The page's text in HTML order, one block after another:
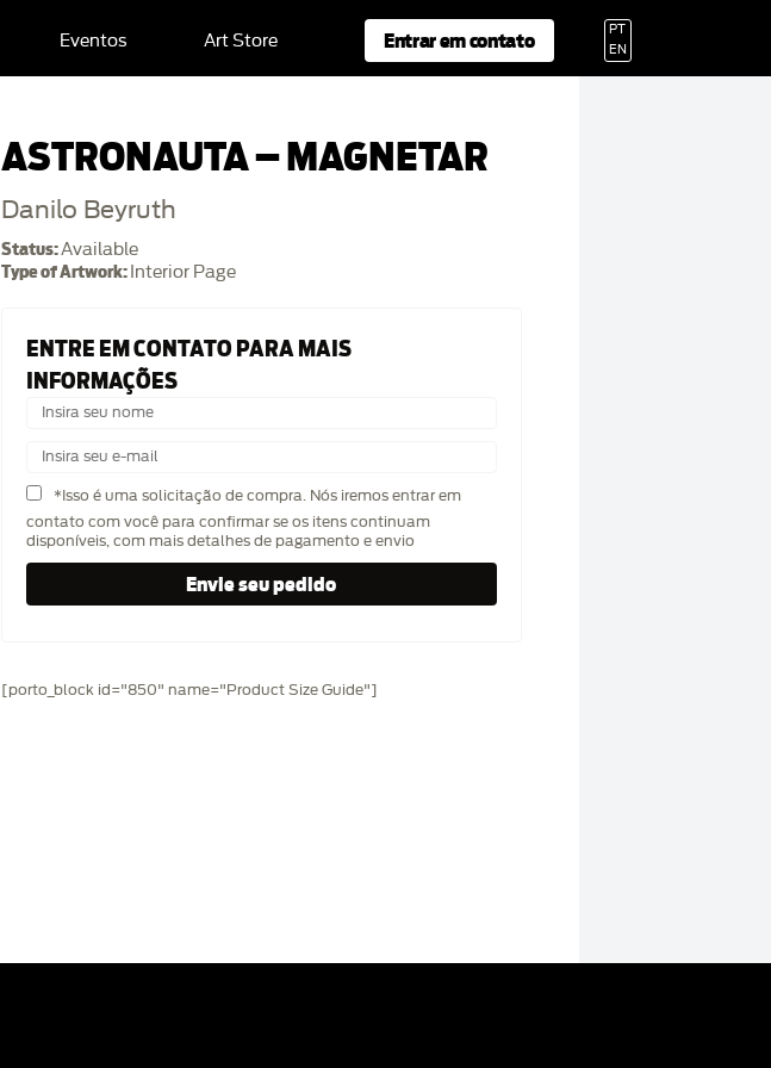
Eventos Art Store Entrar em contato
PT
EN
ASTRONAUTA – MAGNETAR
Danilo Beyruth
Status:Available
Type of Artwork: Interior Page
ENTRE EM CONTATO PARA MAIS
INFORMAÇÕES
*Isso é uma solicitação de compra. Nós iremos entrar em
contato com você para confirmar se os itens continuam
disponíveis, com mais detalhes de pagamento e envio
[porto_block id="850" name="Product Size Guide"]